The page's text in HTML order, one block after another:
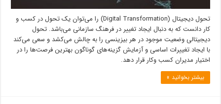
تحول دیجیتال (Digital Transformation) را می‌توان یک تحول در کسب و
کار دانست که به دنبال ایجاد تغییر در فرهنگ سازمانی می‌باشد. تحول
دیجیتالی وضعیت موجود در هر بیزینسی را به چالش می‌کشد و سعی می‌کند
با ایجاد تغییرات اساسی و آزمایش گزینه‌های گوناگون بهترین فرصت‌ها را در
اختیار مدیران کسب وکار قرار دهد.
بیشتر بخوانید »